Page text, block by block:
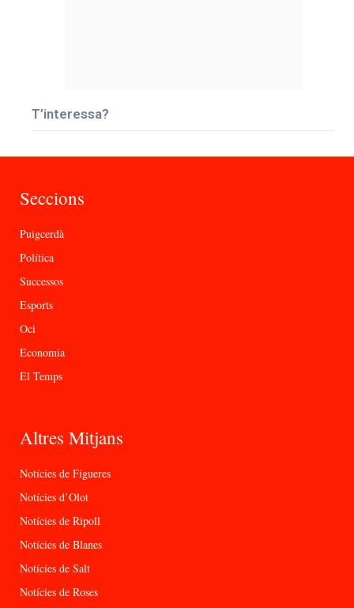
T’interessa?
Seccions
Puigcerdà
Política
Successos
Esports
Oci
Economia
El Temps
Altres Mitjans
Notícies de Figueres
Notícies d’Olot
Notícies de Ripoll
Notícies de Blanes
Notícies de Salt
Notícies de Roses